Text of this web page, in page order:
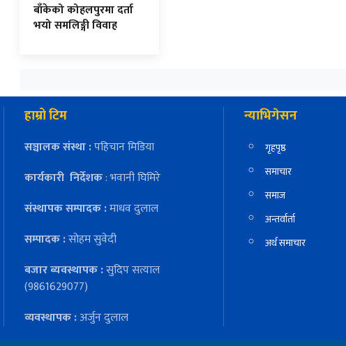
बाँकेको कोहलपुरमा दर्ता
भयो समलिङ्गी विवाह
हाम्रो टिम
सञ्चालक संस्था :पहिचान मिडिया
कार्यकारी निर्देशक: भवानी घिमिरे
संस्थापक सम्पादक :माधव दुलाल
सम्पादक :सोहम सुवेदी
बजार ब्यवस्थापक :सुदिप सत्याल
(9861629077)
व्यवस्थापक :अर्जुन दुलाल
न्याभिगेसन
गृहपृष्ठ
समाचार
समाज
अन्तर्वार्ता
अर्थ समाचार